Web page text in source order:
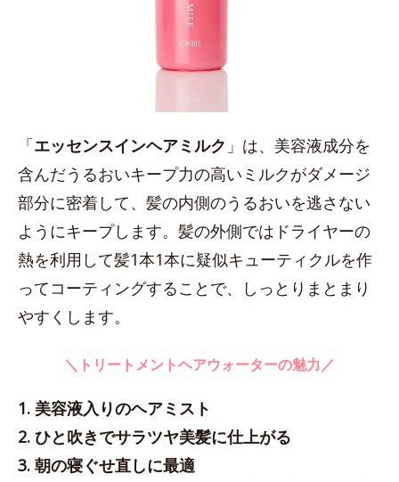
「エッセンスインヘアミルク 」は、美容液成分を
含んだうるおいキープ力の高いミルクがダメージ
部分に密着して、髪の内側のうるおいを逃さない
ようにキープします。髪の外側ではドライヤーの
熱を利用して髪1本1本に疑似キューティクルを作
ってコーティングすることで、しっとりまとまり
やすくします。
＼トリートメントヘアウォーターの魅力／
1. 美容液入りのヘアミスト
2. ひと吹きでサラツヤ美髪に仕上がる
3. 朝の寝ぐせ直しに最適